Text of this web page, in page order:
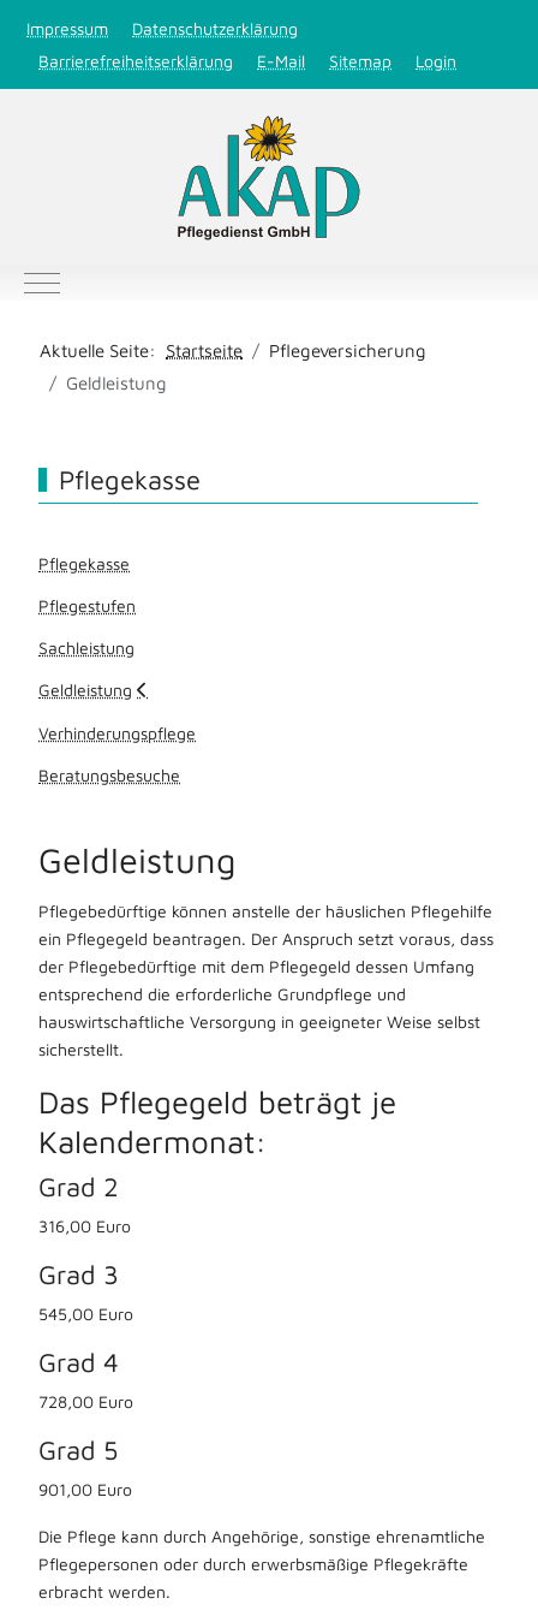
Impressum
Datenschutzerklärung
Barrierefreiheitserklärung
E-Mail Sitemap Login
Mobile Menu Toggle
Aktuelle Seite: Startseite
Pflegeversicherung
Geldleistung
Pflegekasse
Pflegekasse
Pflegestufen
Sachleistung
Geldleistung
Verhinderungspflege
Beratungsbesuche
Geldleistung
Pflegebedürftige können anstelle der häuslichen Pflegehilfe
ein Pflegegeld beantragen. Der Anspruch setzt voraus, dass
der Pflegebedürftige mit dem Pflegegeld dessen Umfang
entsprechend die erforderliche Grundpflege und
hauswirtschaftliche Versorgung in geeigneter Weise selbst
sicherstellt.
Das Pflegegeld beträgt je
Kalendermonat:
Grad 2
316,00 Euro
Grad 3
545,00 Euro
Grad 4
728,00 Euro
Grad 5
901,00 Euro
Die Pflege kann durch Angehörige, sonstige ehrenamtliche
Pflegepersonen oder durch erwerbsmäßige Pflegekräfte
erbracht werden.